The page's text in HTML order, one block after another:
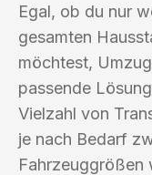
Egal, ob du nur
gesamten
möchtest,
passende
Vielzahl von
je nach Bedarf
Fahrzeuggrößen